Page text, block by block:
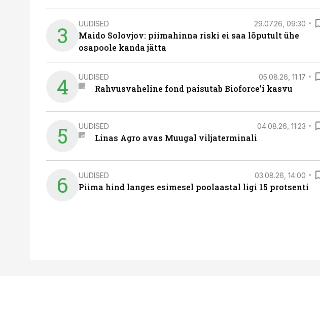
3 UUDISED 29.07.26, 09:30
Maido Solovjov: piimahinna riski ei saa lõputult ühe
osapoole kanda jätta
4 UUDISED 05.08.26, 11:17
Rahvusvaheline fond paisutab Bioforce’i kasvu
5 UUDISED 04.08.26, 11:23
Linas Agro avas Muugal viljaterminali
6 UUDISED 03.08.26, 14:00
Piima hind langes esimesel poolaastal ligi 15 protsenti